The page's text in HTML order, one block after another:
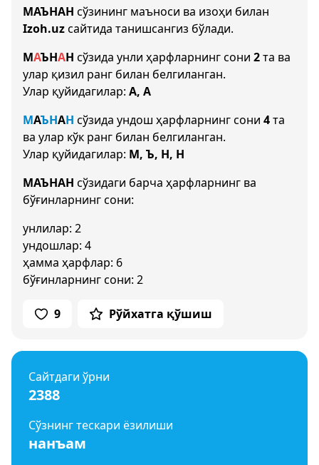
МАЪНАН сўзининг маъноси ва изоҳи билан
Izoh.uzсайтида танишсангиз бўлади.
МАЪНАН сўзида унли ҳарфларнинг сони 2та ва
улар қизил ранг билан белгиланган.
Улар қуйидагилар: А, А
МАЪНАН сўзида ундош ҳарфларнинг сони 4та
ва улар кўк ранг билан белгиланган.
Улар қуйидагилар: М, Ъ, Н, Н
МАЪНАН сўзидаги барча ҳарфларнинг ва
бўғинларнинг сони:
унлилар: 2
ундошлар: 4
ҳамма ҳарфлар: 6
бўғинларнинг сони: 2
9 Рўйхатга қўшиш
Сайтдаги ўрни
2388
Сўзнинг тескари ёзилиши
нанъам